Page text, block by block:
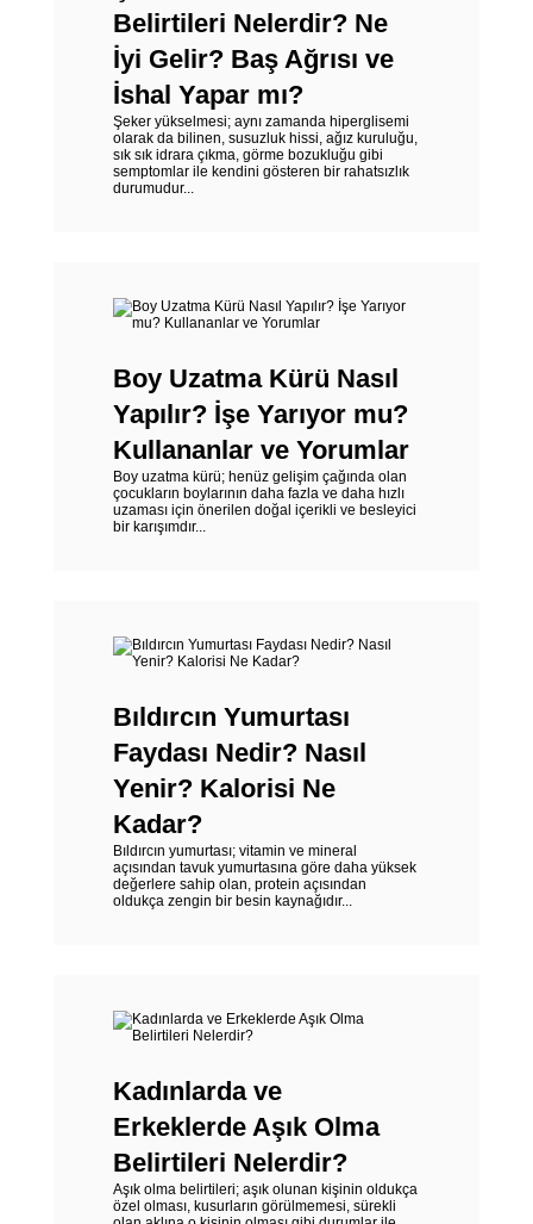
Belirtileri Nelerdir? Ne
İyi Gelir? Baş Ağrısı ve
İshal Yapar mı?
Şeker yükselmesi; aynı zamanda hiperglisemi
olarak da bilinen, susuzluk hissi, ağız kuruluğu,
sık sık idrara çıkma, görme bozukluğu gibi
semptomlar ile kendini gösteren bir rahatsızlık
durumudur...
Boy Uzatma Kürü Nasıl
Yapılır? İşe Yarıyor mu?
Kullananlar ve Yorumlar
Boy uzatma kürü; henüz gelişim çağında olan
çocukların boylarının daha fazla ve daha hızlı
uzaması için önerilen doğal içerikli ve besleyici
bir karışımdır...
Bıldırcın Yumurtası
Faydası Nedir? Nasıl
Yenir? Kalorisi Ne
Kadar?
Bıldırcın yumurtası; vitamin ve mineral
açısından tavuk yumurtasına göre daha yüksek
değerlere sahip olan, protein açısından
oldukça zengin bir besin kaynağıdır...
Kadınlarda ve
Erkeklerde Aşık Olma
Belirtileri Nelerdir?
Aşık olma belirtileri; aşık olunan kişinin oldukça
özel olması, kusurların görülmemesi, sürekli